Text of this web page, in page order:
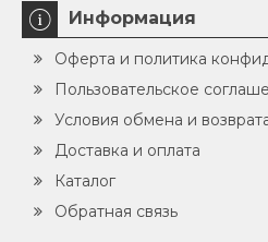
Информация
Оферта и политика
Пользовательское
Условия обмена и
Доставка и оплата
Каталог
Обратная связь